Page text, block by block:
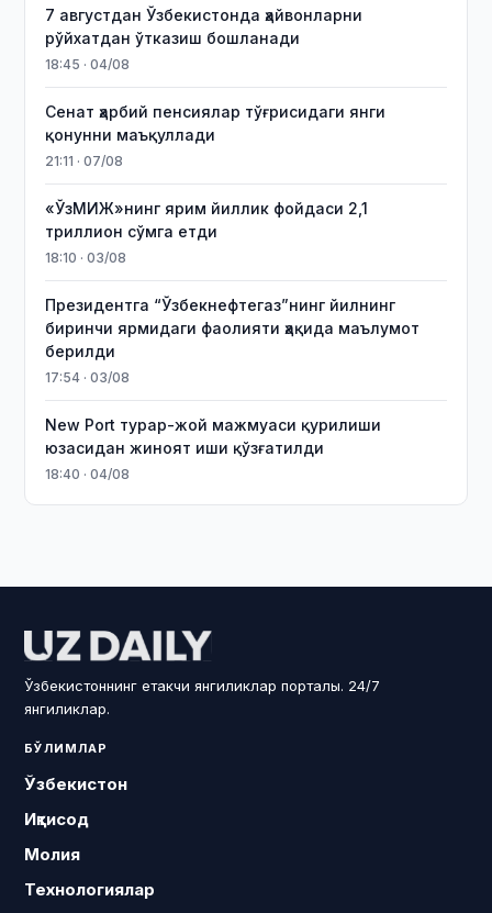
7 августдан Ўзбекистонда ҳайвонларни
рўйхатдан ўтказиш бошланади
18:45 · 04/08
Сенат ҳарбий пенсиялар тўғрисидаги янги
қонунни маъқуллади
21:11 · 07/08
«ЎзМИЖ»нинг ярим йиллик фойдаси 2,1
триллион сўмга етди
18:10 · 03/08
Президентга “Ўзбекнефтегаз”нинг йилнинг
биринчи ярмидаги фаолияти ҳақида маълумот
берилди
17:54 · 03/08
New Port турар-жой мажмуаси қурилиши
юзасидан жиноят иши қўзғатилди
18:40 · 04/08
Ўзбекистоннинг етакчи янгиликлар порталы. 24/7
янгиликлар.
БЎЛИМЛАР
Ўзбекистон
Иқтисод
Молия
Технологиялар